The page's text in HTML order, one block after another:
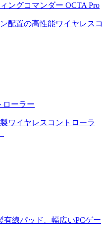
ングコマンダー OCTA Pro
配置の高性能ワイヤレスコ
ローラー
ワイヤレスコントローラ
有線パッド。幅広いPCゲー